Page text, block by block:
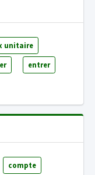
unitaire
entrer
compte